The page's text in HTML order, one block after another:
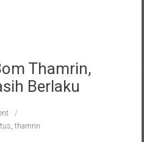
Thamrin,
Berlaku
thamrin